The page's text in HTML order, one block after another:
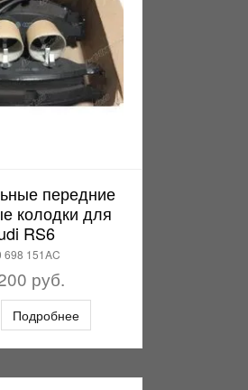
передние
колодки для
RS6
698 151AC
руб.
Подробнее